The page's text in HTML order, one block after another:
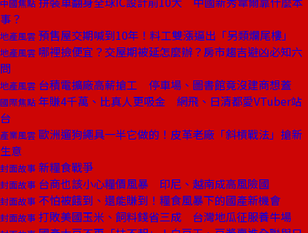
中國焦點
事？
地產風雲 預售屋交期喊到10年！料工雙漲逼出「另類爛尾樓」
地產風雲 哪裡撿便宜？交屋期被延怎麼辦？房市趨吉避凶必知六
問
地產風雲 台積電擴廠高薪搶工 停車場、圖書館竟沒建商想蓋
國際焦點 年賺4千萬、比真人更吸金 網飛、日清都愛VTuber站
台
產業風雲 歐洲遛狗繩具一半它做的！皮革老廠「斜槓戰法」搶新
生意
封面故事 新糧食戰爭
封面故事 台商也該小心糧價風暴 印尼、越南成高風險國
封面故事 不怕被餓到、還能賺到！糧食風暴下的國產新機會
封面故事 打敗美國玉米、飼料錢省三成 台灣地瓜征服養牛場